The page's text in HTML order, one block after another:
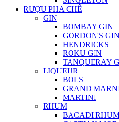
RƯỢU PHA CHẾ
GIN
BOMBAY GIN
GORDON'S GIN
HENDRICKS
ROKU GIN
TANQUERAY
LIQUEUR
BOLS
GRAND
MARTINI
RHUM
BACADI RHUM